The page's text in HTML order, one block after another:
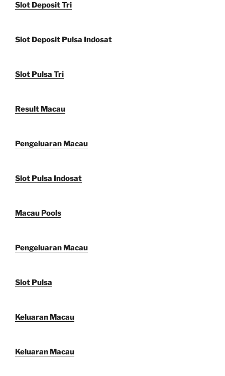
Slot Deposit Tri
Slot Deposit Pulsa Indosat
Slot Pulsa Tri
Result Macau
Pengeluaran Macau
Slot Pulsa Indosat
Macau Pools
Pengeluaran Macau
Slot Pulsa
Keluaran Macau
Keluaran Macau